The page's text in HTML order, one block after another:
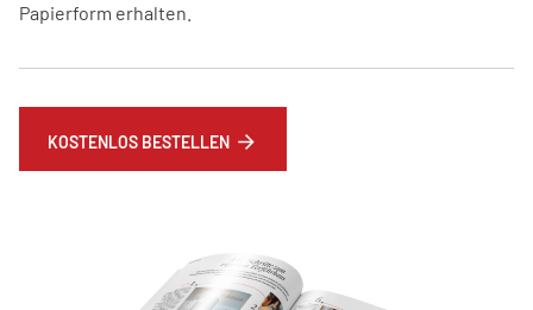
Papierform erhalten.
KOSTENLOS BESTELLEN